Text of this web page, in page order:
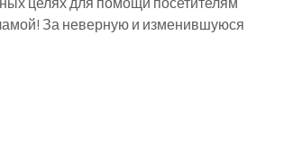
За неверную и изменившуюся